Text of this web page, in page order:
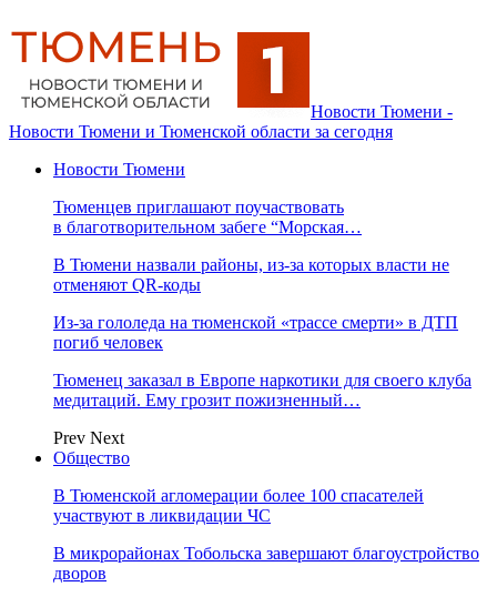
Новости Тюмени -
Новости Тюмени и Тюменской области за сегодня
Новости Тюмени
Тюменцев приглашают поучаствовать
в благотворительном забеге “Морская…
В Тюмени назвали районы, из-за которых власти не
отменяют QR-коды
Из-за гололеда на тюменской «трассе смерти» в ДТП
погиб человек
Тюменец заказал в Европе наркотики для своего клуба
медитаций. Ему грозит пожизненный…
Prev Next
Общество
В Тюменской агломерации более 100 спасателей
участвуют в ликвидации ЧС
В микрорайонах Тобольска завершают благоустройство
дворов